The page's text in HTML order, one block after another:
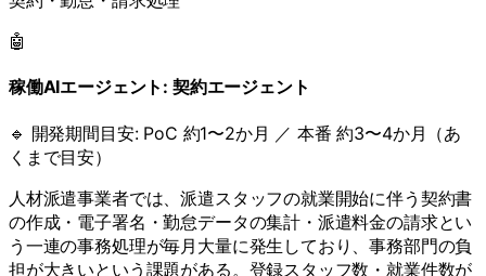
🤖
稼働AIエージェント: 契約エージェント
🔹 開発期間目安: PoC 約1〜2か月 ／ 本番 約3〜4か月（あ
くまで目安）
人材派遣事業者では、派遣スタッフの就業開始に伴う契約書
の作成・電子署名・勤怠データの集計・派遣料金の請求とい
う一連の事務処理が毎月大量に発生しており、事務部門の負
担が大きいという課題がある。登録スタッフ数・就業件数が